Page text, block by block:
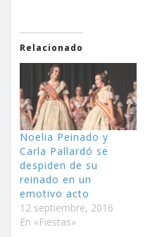
Relacionado
Noelia Peinado y
Carla Pallardó se
despiden de su
reinado en un
emotivo acto
12 septiembre, 2016
En «Fiestas»